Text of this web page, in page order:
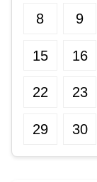
8 9
15 16
22 23
29 30